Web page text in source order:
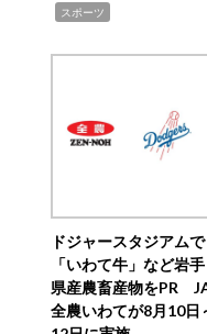
スポーツ
ドジャースタジアムで
「いわて牛」など岩手
県産農畜産物をPR
全農いわてが8月10日